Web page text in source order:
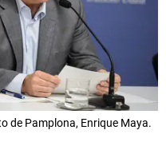
de Pamplona, Enrique Maya.